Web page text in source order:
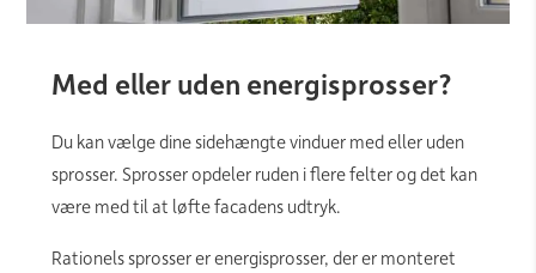
Med eller uden energisprosser?
Du kan vælge dine sidehængte vinduer med eller uden
sprosser. Sprosser opdeler ruden i flere felter og det kan
være med til at løfte facadens udtryk.
Rationels sprosser er energisprosser, der er monteret